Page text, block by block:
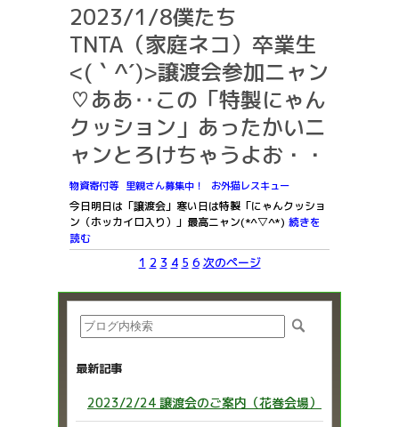
2023/1/8僕たち
TNTA（家庭ネコ）卒業生
<(｀^´)>譲渡会参加ニャン
♡ああ‥この「特製にゃん
クッション」あったかいニ
ャンとろけちゃうよお・・
物資寄付等 里親さん募集中！ お外猫レスキュー
今日明日は「譲渡会」寒い日は特製「にゃんクッショ
ン（ホッカイロ入り）」最高ニャン(*^▽^*) 続きを
読む
1 2 3 4 5 6 次のページ
最新記事
2023/2/24 譲渡会のご案内（花巻会場）